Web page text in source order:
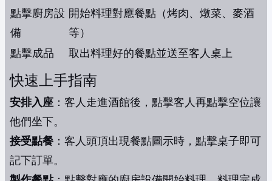
點擊廚房設
備
開始料理對應餐點（烤肉、燉菜、麥酒
等）
點擊成品
取出料理好的餐點並送至客人桌上
快速上手指南
安排入座 ：客人走進酒館後，點擊客人再點擊空位讓
他們坐下。
接受點餐 ：客人頭頂出現餐點圖示時，點擊桌子即可
記下訂單。